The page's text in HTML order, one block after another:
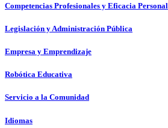
Competencias Profesionales y Eficacia Personal
Legislación y Administración Pública
Empresa y Emprendizaje
Robótica Educativa
Servicio a la Comunidad
Idiomas